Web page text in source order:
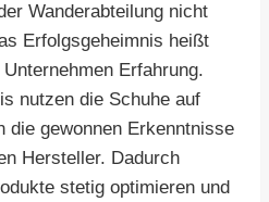
Wanderabteilung nicht
Erfolgsgeheimnis heißt
Erfahrung.
nutzen die Schuhe auf
die gewonnen Erkenntnisse
Hersteller. Dadurch
stetig optimieren und